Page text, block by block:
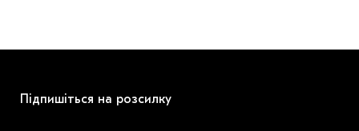
Підпишіться на розсилку